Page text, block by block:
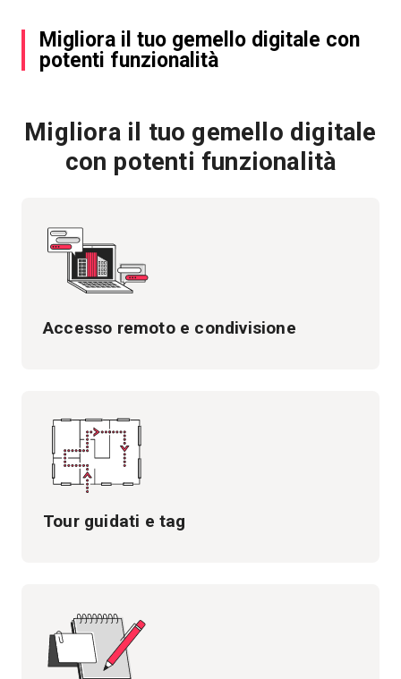
Migliora il tuo gemello digitale con
potenti funzionalità
Migliora il tuo gemello digitale
con potenti funzionalità
Accesso remoto e condivisione
Tour guidati e tag